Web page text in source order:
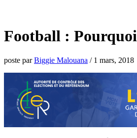
Football :
poste parBiggie Malouana / 1 mars, 2018